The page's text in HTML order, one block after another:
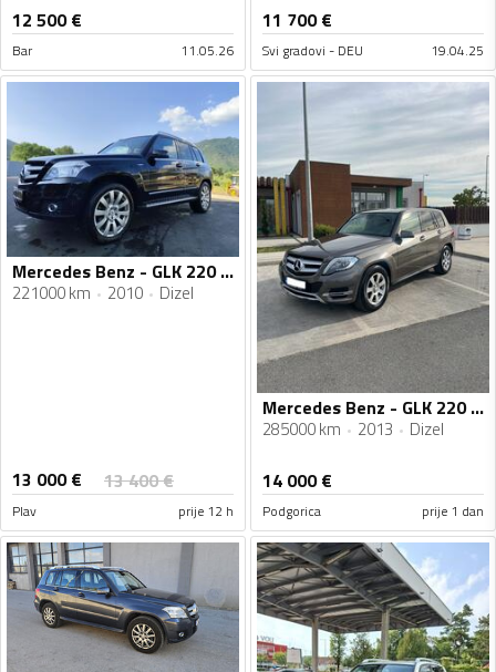
12 500€
Bar 11.05.26
11 700€
Svi gradovi - DEU 19.04.25
Mercedes Benz - GLK 220 - CDI
221000 km 2010 Dizel
13 000€ 13 400€
Plav prije 12 h
Mercedes Benz - GLK 220 - CDI
285000 km 2013 Dizel
14 000€
Podgorica prije 1 dan